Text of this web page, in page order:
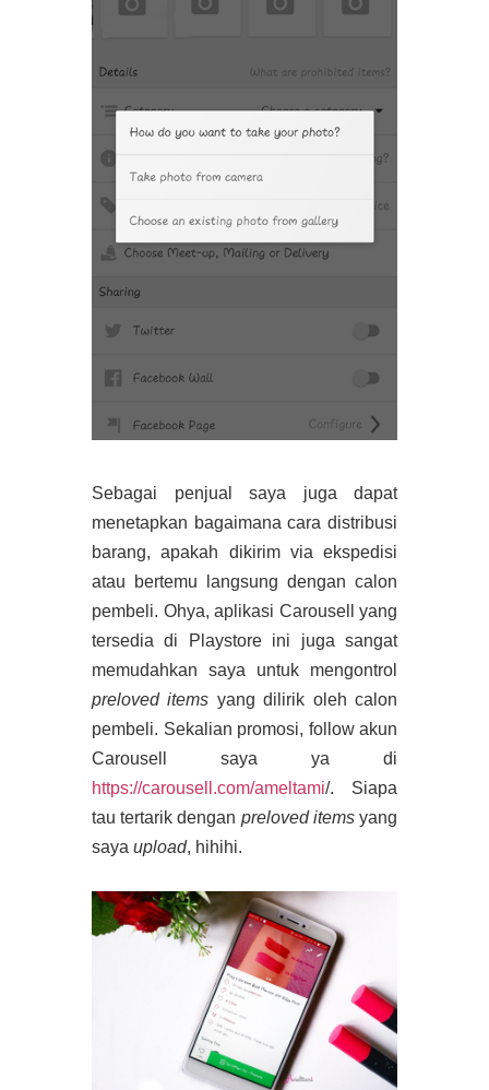
Sebagai penjual saya juga dapat
menetapkan bagaimana cara distribusi
barang, apakah dikirim via ekspedisi
atau bertemu langsung dengan calon
pembeli. Ohya, aplikasi Carousell yang
tersedia di Playstore ini juga sangat
memudahkan saya untuk mengontrol
preloved items yang dilirik oleh calon
pembeli. Sekalian promosi, follow akun
Carousell saya ya di
https://carousell.com/ameltami/. Siapa
tau tertarik dengan preloved itemsyang
saya upload, hihihi.